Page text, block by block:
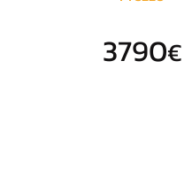
3790€